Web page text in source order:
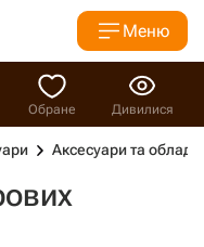
Меню
Обране Дивилися
Аксесуари та